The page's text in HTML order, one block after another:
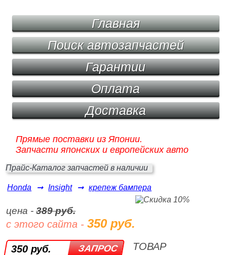
Главная
Поиск автозапчастей
Гарантии
Оплата
Доставка
Прямые поставки из Японии.
Запчасти японских и европейских авто
Прайс-Каталог запчастей в наличии
Honda ➞ Insight ➞ крепеж бампера
цена -389 руб.
с этого сайта -350 руб.
350 руб. ТОВАР